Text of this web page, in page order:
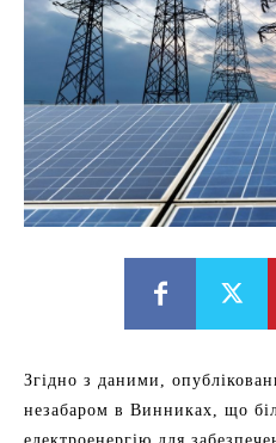
Згідно з даними,
незабаром в Винниках, що